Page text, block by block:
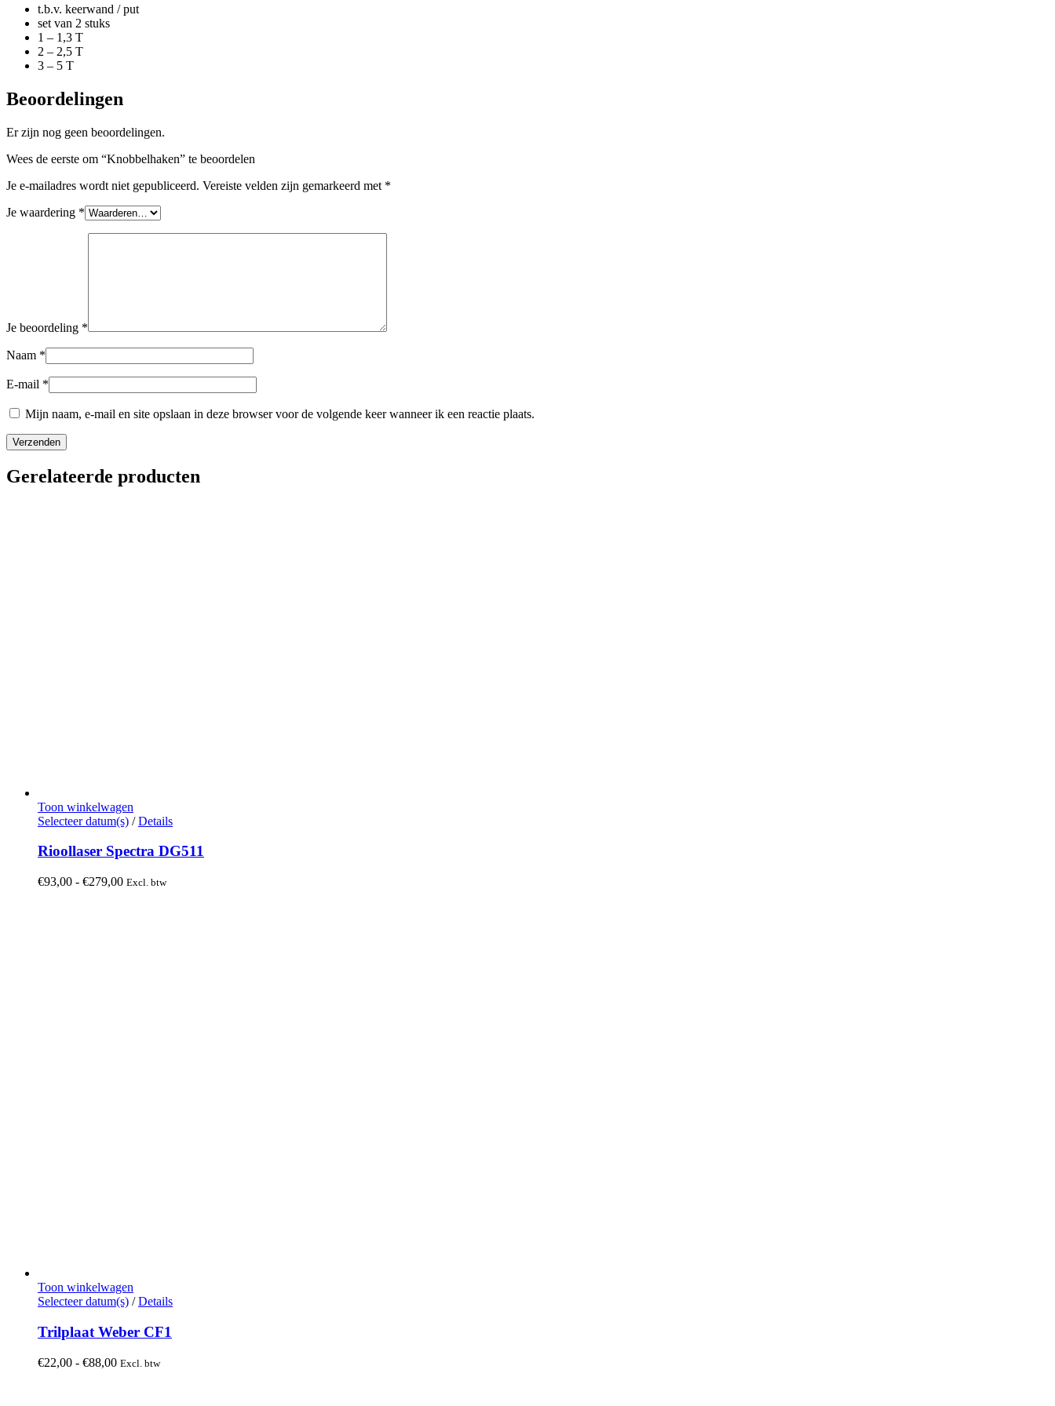
t.b.v. keerwand / put
set van 2 stuks
1 – 1,3 T
2 – 2,5 T
3 – 5 T
Beoordelingen
Er zijn nog geen beoordelingen.
Wees de eerste om “Knobbelhaken” te beoordelen
Je e-mailadres wordt niet gepubliceerd. Vereiste velden zijn gemarkeerd met *
Je waardering *
Je beoordeling *
Naam *
E-mail *
Mijn naam, e-mail en site opslaan in deze browser voor de volgende keer wanneer ik een reactie plaats.
Gerelateerde producten
Toon winkelwagen
Selecteer datum(s) Dit
heeft
variaties.
/ Details
Rioollaser Spectra DG511
€93,00 - €279,00Prijsklasse:
Excl. btw
Toon winkelwagen
Selecteer datum(s) Dit
heeft
meerdere
variaties.
Deze
/ Details
Trilplaat Weber CF1
€22,00 - €88,00Prijsklasse:
Excl. btw